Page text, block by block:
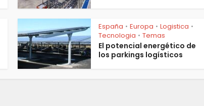
España • Europa • Logistica •
Tecnologia • Temas
El potencial energético de
los parkings logísticos